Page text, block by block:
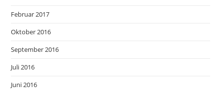
Februar 2017
Oktober 2016
September 2016
Juli 2016
Juni 2016